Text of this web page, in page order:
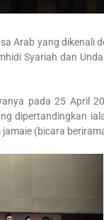
Arab yang dikenali
Syariah dan
pada 25 April
dipertandingkan
(bicara